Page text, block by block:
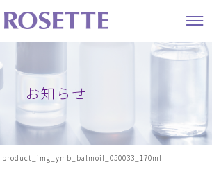
お知らせ
product_img_ymb_balmoil_050033_170ml